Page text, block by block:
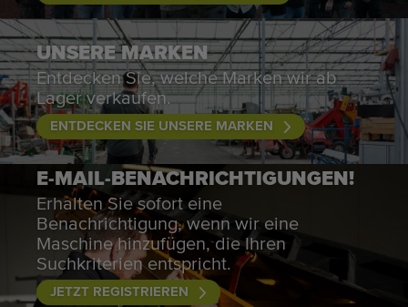
UNSERE MARKEN
Entdecken Sie, welche Marken wir ab
Lager verkaufen.
ENTDECKEN SIE UNSERE MARKEN
E-MAIL-BENACHRICHTIGUNGEN!
Erhalten Sie sofort eine
Benachrichtigung, wenn wir eine
Maschine hinzufügen, die Ihren
Suchkriterien entspricht.
JETZT REGISTRIEREN